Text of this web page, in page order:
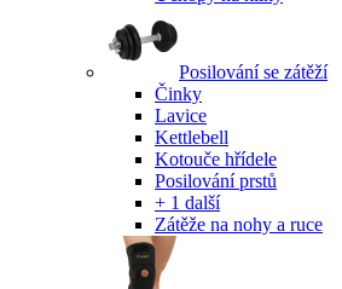
Posilování se zátěží
Činky
Lavice
Kettlebell
Kotouče hřídele
Posilování prstů
+ 1 další
Zátěže na nohy a ruce